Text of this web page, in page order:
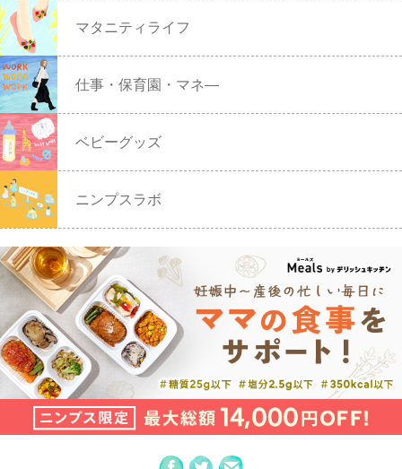
マタニティライフ
仕事・保育園・マネ―
ベビーグッズ
ニンプスラボ